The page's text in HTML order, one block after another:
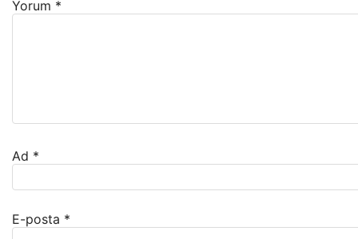
Yorum *
Ad *
E-posta *